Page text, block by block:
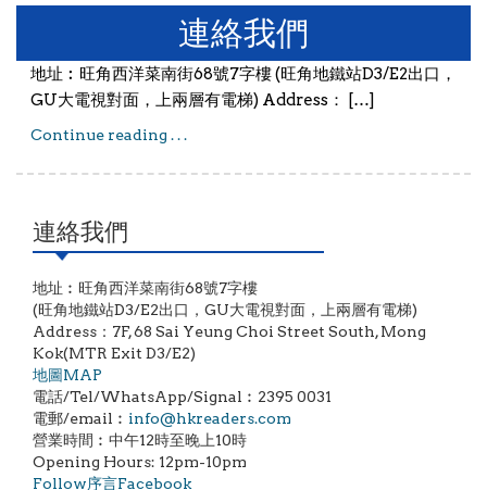
連絡我們
地址︰旺角西洋菜南街68號7字樓 (旺角地鐵站D3/E2出口，
GU大電視對面，上兩層有電梯) Address： […]
Continue reading . . .連絡我們
連絡我們
地址︰旺角西洋菜南街68號7字樓
(旺角地鐵站D3/E2出口，GU大電視對面，上兩層有電梯)
Address：7F, 68 Sai Yeung Choi Street South, Mong
Kok(MTR Exit D3/E2)
地圖MAP
電話/Tel/WhatsApp/Signal︰2395 0031
電郵/email︰ info@hkreaders.com
營業時間︰中午12時至晚上10時
Opening Hours: 12pm-10pm
Follow序言Facebook